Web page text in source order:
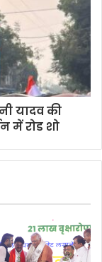
यादव की
में रोड शो